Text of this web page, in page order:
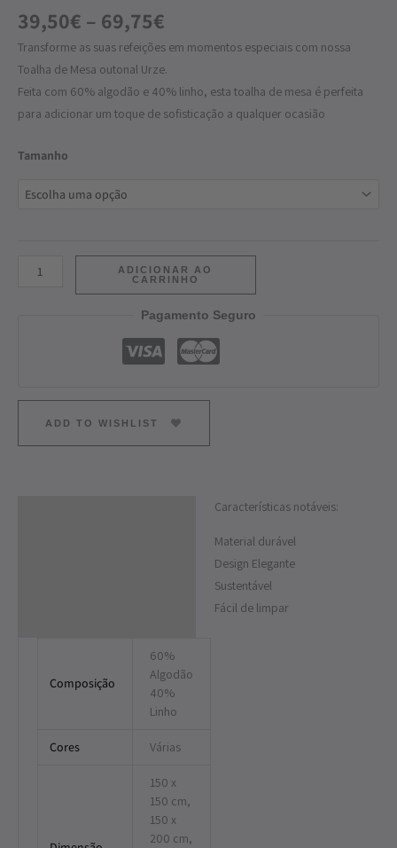
39,50€ – 69,75€
Transforme as suas refeições em momentos especiais com nossa
Toalha de Mesa outonal Urze.
Feita com 60% algodão e 40% linho, esta toalha de mesa é perfeita
para adicionar um toque de sofisticação a qualquer ocasião
Tamanho
ADICIONAR AO
CARRINHO
Pagamento Seguro
ADD TO WISHLIST
Características notáveis:
Material durável
Design Elegante
Sustentável
Fácil de limpar
Composição
60%
Algodão
40%
Linho
Cores Várias
150 x
150 cm,
150 x
200 cm,